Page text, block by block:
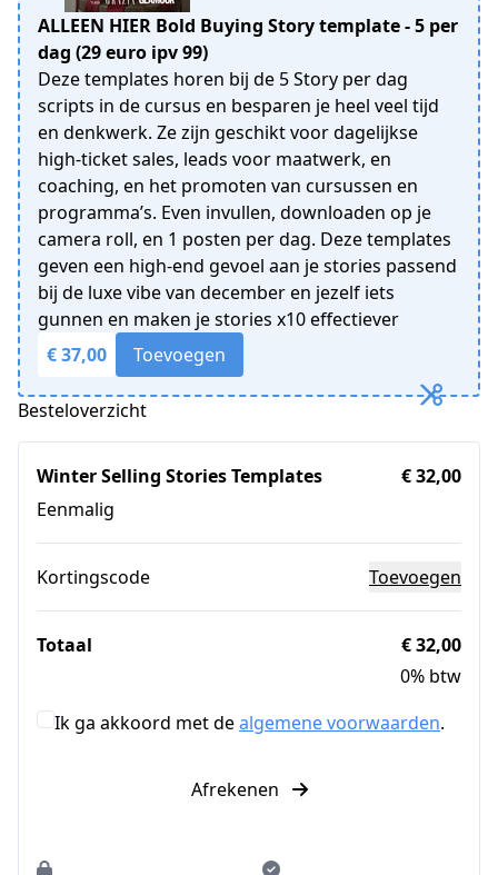
ALLEEN HIER Bold Buying Story template - 5 per
dag (29 euro ipv 99)
Deze templates horen bij de 5 Story per dag
scripts in de cursus en besparen je heel veel tijd
en denkwerk. Ze zijn geschikt voor dagelijkse
high-ticket sales, leads voor maatwerk, en
coaching, en het promoten van cursussen en
programma’s. Even invullen, downloaden op je
camera roll, en 1 posten per dag. Deze templates
geven een high-end gevoel aan je stories passend
bij de luxe vibe van december en jezelf iets
gunnen en maken je stories x10 effectiever
€ 37,00
Toevoegen
Besteloverzicht
Winter Selling Stories Templates
Eenmalig
€ 32,00
Kortingscode Toevoegen
Totaal
€ 32,00
0% btw
Ik ga akkoord met dealgemene voorwaarden.
Afrekenen